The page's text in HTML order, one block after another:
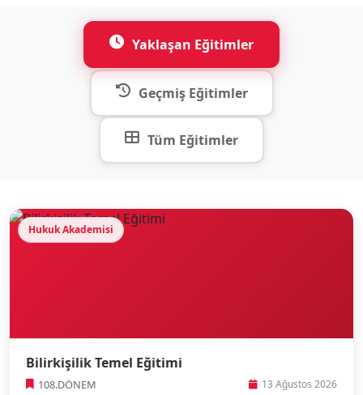
Yaklaşan Eğitimler
Geçmiş Eğitimler
Tüm Eğitimler
Hukuk Akademisi
Bilirkişilik Temel Eğitimi
108.DÖNEM 13 Ağustos 2026